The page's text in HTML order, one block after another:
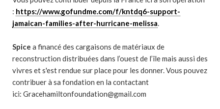
: https://www.gofundme.com/f/kntdq6-support-
jamaican-families-after-hurricane-melissa.
Spice a financé des cargaisons de matériaux de
reconstruction distribuées dans l’ouest de l’île mais aussi des
vivres et s'est rendue sur place pour les donner. Vous pouvez
contribuer à sa fondation en la contactant
ici: Gracehamiltonfoundation@gmail.com